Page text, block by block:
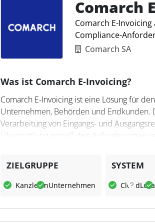
„Die im E-​Invoicing
automatisierte Validierung genutzt und
Steuerkanzleien und Unternehmen
zu erfüllen, ohne dass ein Systemupgrade
Comarch
Comarch E-
Compliance-
Comarch SA
Was ist Comarch E-Invoicing?
Comarch E-Invoicing ist eine Lösung für
Unternehmen, Behörden und
Verarbeitung von Eingangs- und
Übermittlung gemäß den Anforderungen
Was kann Comarch E-
ZIELGRUPPE
KanzleienUnternehmen
SYSTEM
Cloud